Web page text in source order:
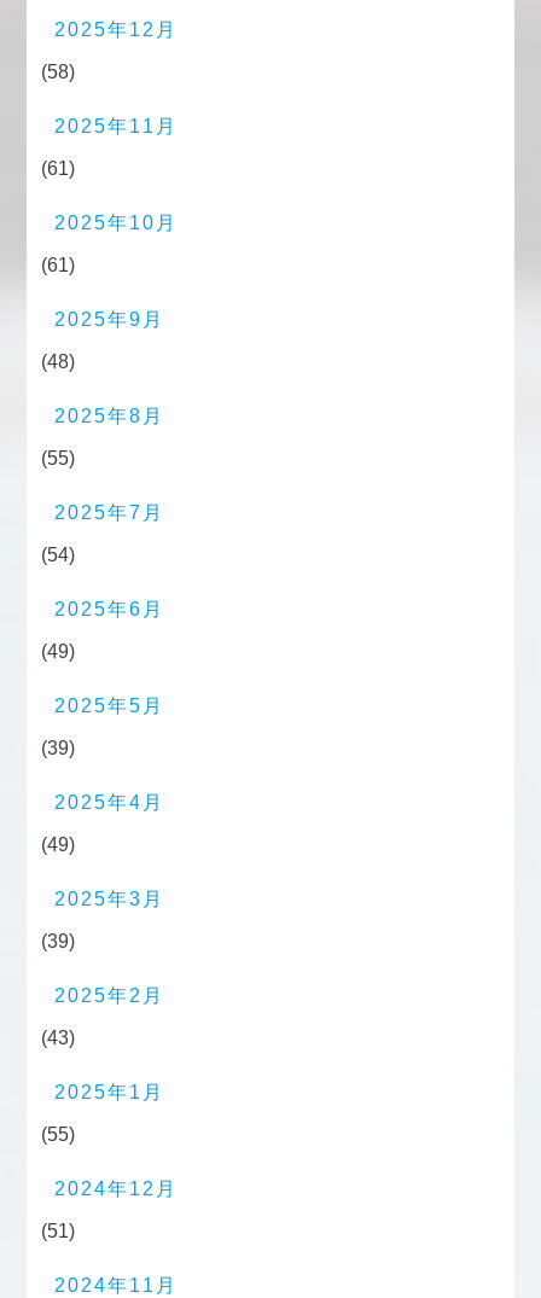
2025年12月
(58)
2025年11月
(61)
2025年10月
(61)
2025年9月
(48)
2025年8月
(55)
2025年7月
(54)
2025年6月
(49)
2025年5月
(39)
2025年4月
(49)
2025年3月
(39)
2025年2月
(43)
2025年1月
(55)
2024年12月
(51)
2024年11月